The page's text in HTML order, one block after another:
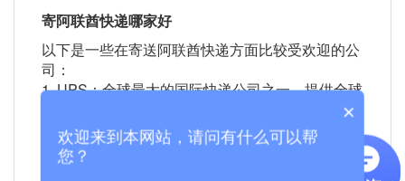
寄阿联酋快递哪家好
以下是一些在寄送阿联酋快递方面比较受欢迎的公
司：
1. UPS：全球最大的国际快递公司之一，提供全球
2. FedEx：全球主要的快递和物流公司之一，提供
与UPS相似的服务。
3. DHL：全球通网络覆盖200多个国家和地区，提
×
欢迎来到本网站，请问有什么可以帮
您？